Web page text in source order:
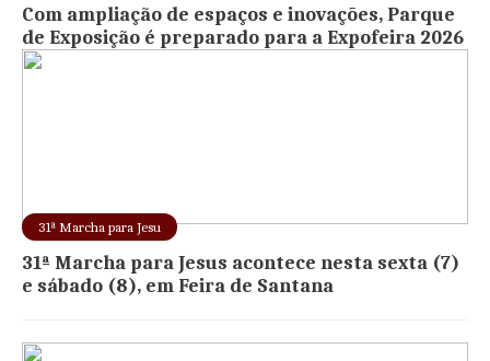
Com ampliação de espaços e inovações, Parque
de Exposição é preparado para a Expofeira 2026
31ª Marcha para Jesu
31ª Marcha para Jesus acontece nesta sexta (7)
e sábado (8), em Feira de Santana